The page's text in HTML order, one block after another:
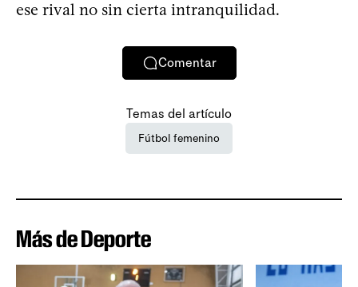
ese rival no sin cierta intranquilidad.
Comentar
Temas del artículo
Fútbol femenino
Más de Deporte